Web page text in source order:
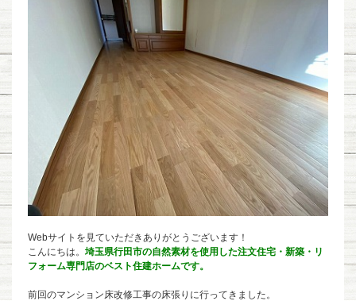
Webサイトを見ていただきありがとうございます！
こんにちは。 埼玉県行田市の自然素材を使用した注文住宅・新築・リ
フォーム専門店のベスト住建ホームです。
前回のマンション床改修工事の床張りに行ってきました。